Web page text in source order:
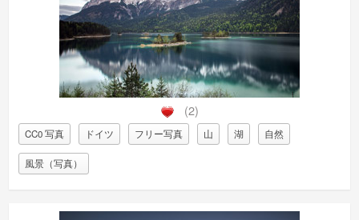
(2)
CC0 写真 ドイツ フリー写真 山 湖 自然
風景（写真）